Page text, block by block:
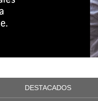
DESTACADOS